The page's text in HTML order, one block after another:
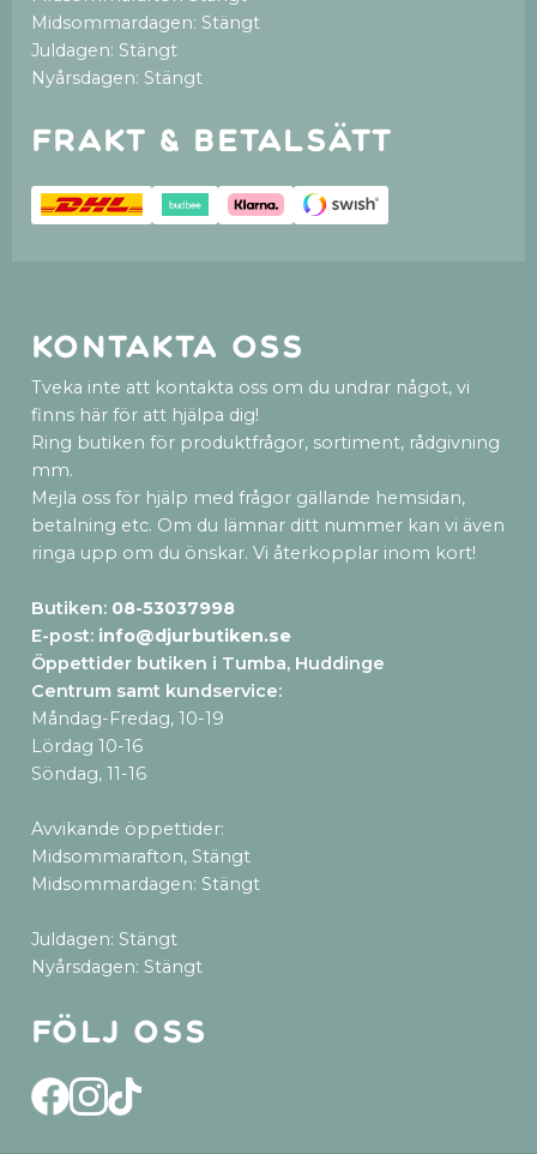
Midsommardagen: Stängt
Juldagen: Stängt
Nyårsdagen: Stängt
Frakt & betalsätt
Kontakta oss
Tveka inte att kontakta oss om du undrar något, vi
finns här för att hjälpa dig!
Ring butiken för produktfrågor, sortiment, rådgivning
mm.
Mejla oss för hjälp med frågor gällande hemsidan,
betalning etc. Om du lämnar ditt nummer kan vi även
ringa upp om du önskar. Vi återkopplar inom kort!
Butiken: 08-53037998
E-post: info@djurbutiken.se
Öppettider butiken i Tumba, Huddinge
Centrum samt kundservice:
Måndag-Fredag, 10-19
Lördag 10-16
Söndag, 11-16
Avvikande öppettider:
Midsommarafton, Stängt
Midsommardagen: Stängt
Juldagen: Stängt
Nyårsdagen: Stängt
Följ oss